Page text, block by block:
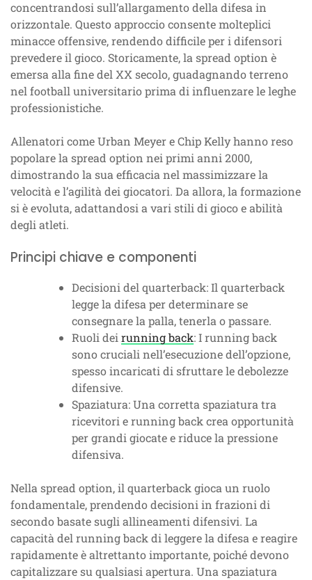
concentrandosi sull’allargamento della difesa in
orizzontale. Questo approccio consente molteplici
minacce offensive, rendendo difficile per i difensori
prevedere il gioco. Storicamente, la spread option è
emersa alla fine del XX secolo, guadagnando terreno
nel football universitario prima di influenzare le leghe
professionistiche.
Allenatori come Urban Meyer e Chip Kelly hanno reso
popolare la spread option nei primi anni 2000,
dimostrando la sua efficacia nel massimizzare la
velocità e l’agilità dei giocatori. Da allora, la formazione
si è evoluta, adattandosi a vari stili di gioco e abilità
degli atleti.
Principi chiave e componenti
Decisioni del quarterback: Il quarterback
legge la difesa per determinare se
consegnare la palla, tenerla o passare.
Ruoli deirunning back: I running back
sono cruciali nell’esecuzione dell’opzione,
spesso incaricati di sfruttare le debolezze
difensive.
Spaziatura: Una corretta spaziatura tra
ricevitori e running back crea opportunità
per grandi giocate e riduce la pressione
difensiva.
Nella spread option, il quarterback gioca un ruolo
fondamentale, prendendo decisioni in frazioni di
secondo basate sugli allineamenti difensivi. La
capacità del running back di leggere la difesa e reagire
rapidamente è altrettanto importante, poiché devono
capitalizzare su qualsiasi apertura. Una spaziatura